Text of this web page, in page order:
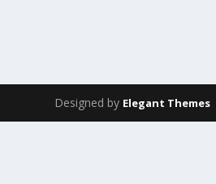
Designed by Elegant Themes